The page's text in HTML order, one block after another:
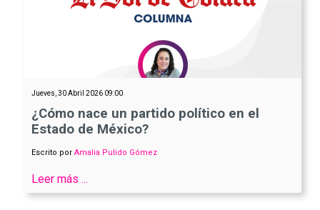
Jueves, 30 Abril 2026 09:00
¿Cómo nace un partido político en el
Estado de México?
Escrito por Amalia Pulido Gómez
Leer más ...